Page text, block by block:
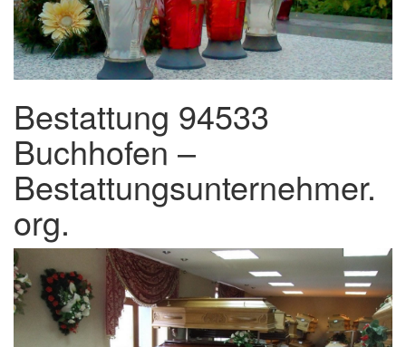
Bestattung 94533
Buchhofen –
Bestattungsunternehmer.
org.